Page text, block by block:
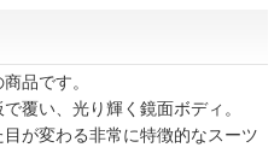
品です。
覆い、光り輝く鏡面ボディ。
が変わる非常に特徴的なスーツ